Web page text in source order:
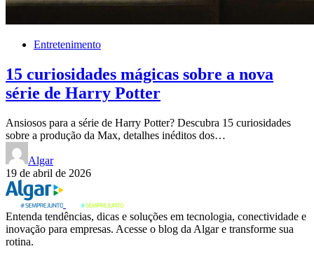
Entretenimento
15 curiosidades mágicas sobre a nova
série de Harry Potter
Ansiosos para a série de Harry Potter? Descubra 15 curiosidades
sobre a produção da Max, detalhes inéditos dos…
Algar
19 de abril de 2026
Entenda tendências, dicas e soluções em tecnologia, conectividade e
inovação para empresas. Acesse o blog da Algar e transforme sua
rotina.